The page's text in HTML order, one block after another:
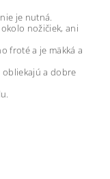
je nutná.
nožičiek, ani
froté a je mäkká a
obliekajú a dobre